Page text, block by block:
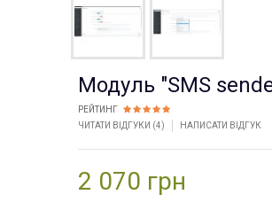
Модуль "SMS
РЕЙТИНГ
ЧИТАТИ ВІДГУКИ (4) НАПИСАТИ ВІДГУК
2 070 грн